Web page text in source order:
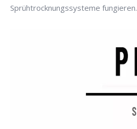
Sprühtrocknungssysteme fungieren.